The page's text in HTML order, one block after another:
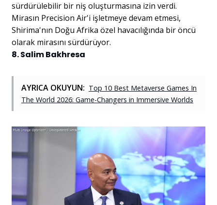
sürdürülebilir bir niş oluşturmasına izin verdi.
Mirasın Precision Air'i işletmeye devam etmesi,
Shirima'nın Doğu Afrika özel havacılığında bir öncü
olarak mirasını sürdürüyor.
8. Salim Bakhresa
AYRICA OKUYUN: Top 10 Best Metaverse Games In
The World 2026: Game-Changers in Immersive Worlds